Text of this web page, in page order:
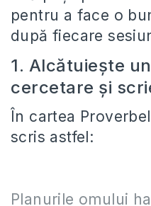
pentru a face o
după fiecare
1. Alcătuiește
cercetare și
În cartea
scris astfel:
Planurile omului